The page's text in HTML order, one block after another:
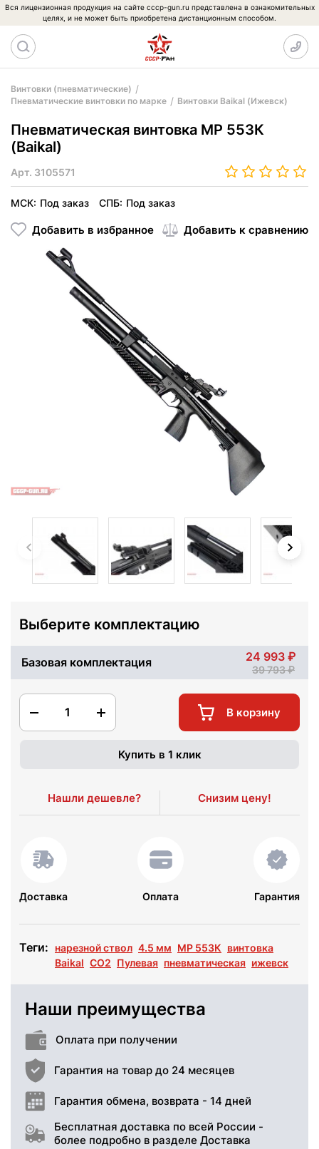
Вся лицензионная продукция на сайте cccp-gun.ru представлена в ознакомительных
целях, и не может быть приобретена дистанционным способом.
Винтовки (пневматические)
Пневматические винтовки по марке
Винтовки Baikal (Ижевск)
Пневматическая винтовка МР 553К
(Baikal)
Арт. 3105571
МСК: Под заказ СПБ: Под заказ
Добавить в избранное Добавить к сравнению
Выберите комплектацию
Базовая комплектация 24 993
39 793
1 В корзину
Купить в 1 клик
Нашли дешевле? Снизим цену!
Доставка Оплата Гарантия
Теги: нарезной ствол 4.5 мм МР 553К винтовка
Baikal СО2 Пулевая пневматическая ижевск
Наши преимущества
Оплата при получении
Гарантия на товар до 24 месяцев
Гарантия обмена, возврата - 14 дней
Бесплатная доставка по всей России -
более подробно в разделе Доставка